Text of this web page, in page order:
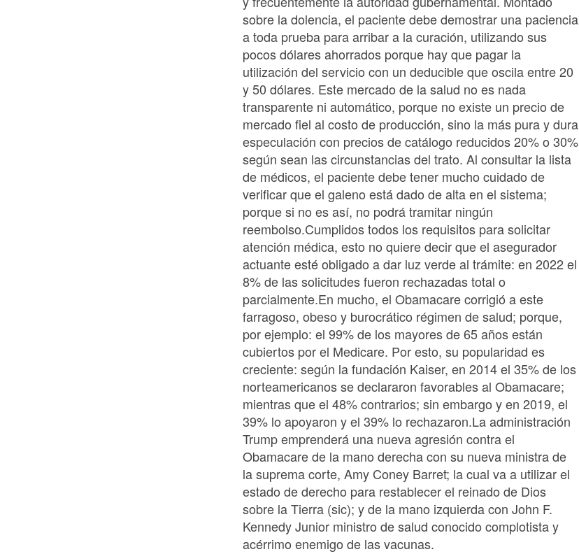
sobre la dolencia, el paciente debe demostrar una paciencia
a toda prueba para arribar a la curación, utilizando sus
pocos dólares ahorrados porque hay que pagar la
utilización del servicio con un deducible que oscila entre 20
y 50 dólares. Este mercado de la salud no es nada
transparente ni automático, porque no existe un precio de
mercado fiel al costo de producción, sino la más pura y dura
especulación con precios de catálogo reducidos 20% o 30%
según sean las circunstancias del trato. Al consultar la lista
de médicos, el paciente debe tener mucho cuidado de
verificar que el galeno está dado de alta en el sistema;
porque si no es así, no podrá tramitar ningún
reembolso.Cumplidos todos los requisitos para solicitar
atención médica, esto no quiere decir que el asegurador
actuante esté obligado a dar luz verde al trámite: en 2022 el
8% de las solicitudes fueron rechazadas total o
parcialmente.En mucho, el Obamacare corrigió a este
farragoso, obeso y burocrático régimen de salud; porque,
por ejemplo: el 99% de los mayores de 65 años están
cubiertos por el Medicare. Por esto, su popularidad es
creciente: según la fundación Kaiser, en 2014 el 35% de los
norteamericanos se declararon favorables al Obamacare;
mientras que el 48% contrarios; sin embargo y en 2019, el
39% lo apoyaron y el 39% lo rechazaron.La administración
Trump emprenderá una nueva agresión contra el
Obamacare de la mano derecha con su nueva ministra de
la suprema corte, Amy Coney Barret; la cual va a utilizar el
estado de derecho para restablecer el reinado de Dios
sobre la Tierra (sic); y de la mano izquierda con John F.
Kennedy Junior ministro de salud conocido complotista y
acérrimo enemigo de las vacunas.